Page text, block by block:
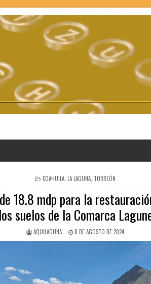
POSTED
IN
COAHUILA, LA LAGUNA, TORREÓN
18.8 mdp para la
suelos de la Comarca
AQUILAGUNA 8 DE AGOSTO DE 2024